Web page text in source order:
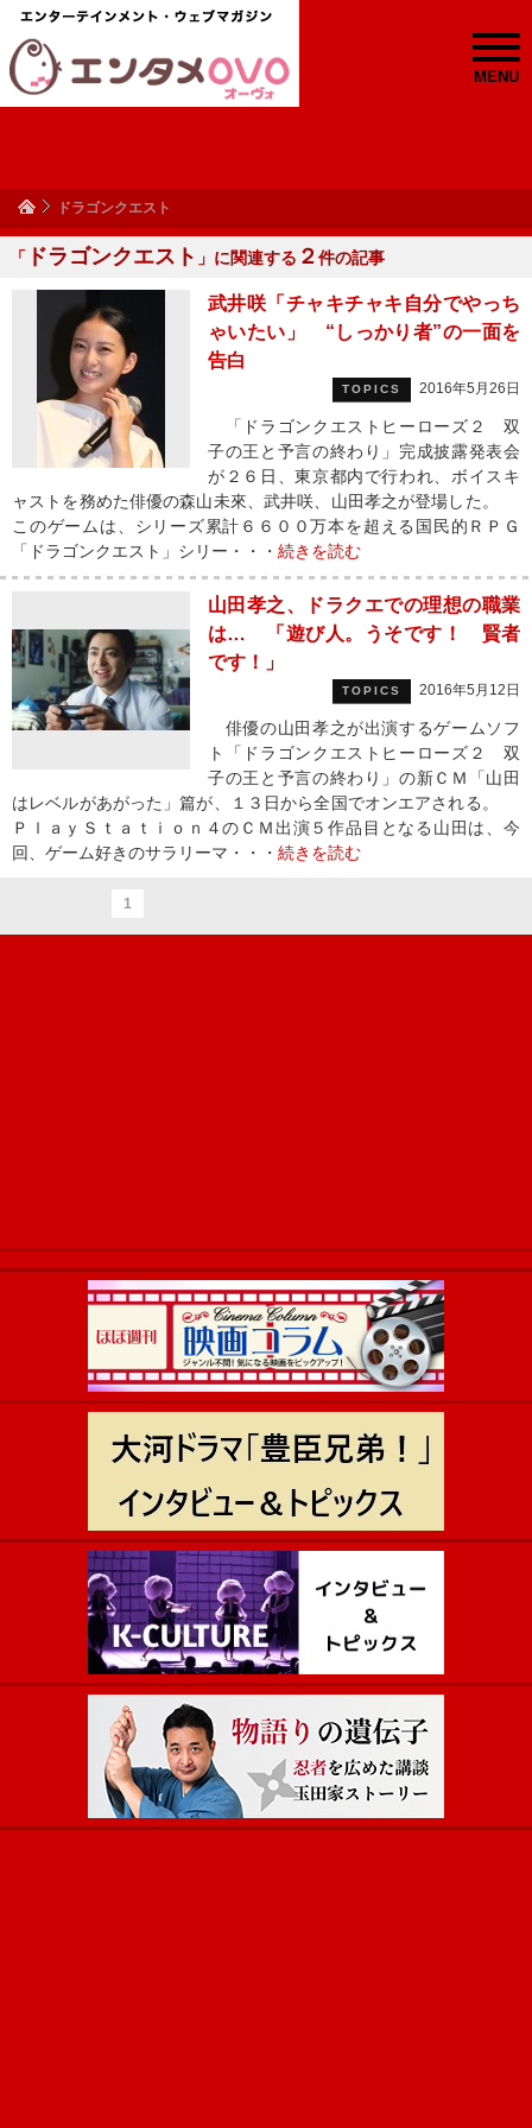
MENU
ドラゴンクエスト
「 ドラゴンクエスト 」に関連する ２件の記事
武井咲「チャキチャキ自分でやっち
ゃいたい」 “しっかり者”の一面を
告白
TOPICS 2016年5月26日
「ドラゴンクエストヒーローズ２ 双
子の王と予言の終わり」完成披露発表会
が２６日、東京都内で行われ、ボイスキ
ャストを務めた俳優の森山未來、武井咲、山田孝之が登場した。
このゲームは、シリーズ累計６６００万本を超える国民的ＲＰＧ
「ドラゴンクエスト」シリー・・・ 続きを読む
山田孝之、ドラクエでの理想の職業
は… 「遊び人。うそです！ 賢者
です！」
TOPICS 2016年5月12日
俳優の山田孝之が出演するゲームソフ
ト「ドラゴンクエストヒーローズ２ 双
子の王と予言の終わり」の新ＣＭ「山田
はレベルがあがった」篇が、１３日から全国でオンエアされる。
ＰｌａｙＳｔａｔｉｏｎ４のＣＭ出演５作品目となる山田は、今
回、ゲーム好きのサラリーマ・・・ 続きを読む
1